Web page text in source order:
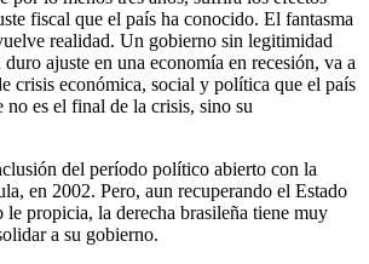
fiscal que el país ha conocido. El fantasma
realidad. Un gobierno sin legitimidad
ajuste en una economía en recesión, va a
crisis económica, social y política que el país
es el final de la crisis, sino su
del período político abierto con la
en 2002. Pero, aun recuperando el Estado
propicia, la derecha brasileña tiene muy
a su gobierno.